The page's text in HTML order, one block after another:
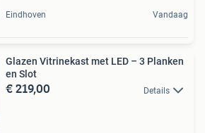
Eindhoven Vandaag
Glazen Vitrinekast met LED – 3 Planken
en Slot
€ 219,00 Details